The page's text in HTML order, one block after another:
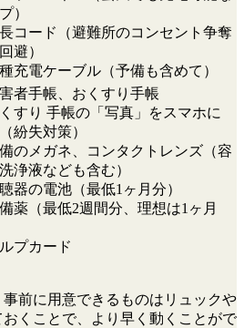
）
長コード（避難所のコンセント争奪
避）
種充電ケーブル（予備も含めて）
害者手帳、おくすり手帳
くすり 手帳の「写真」をスマホに
紛失対策）
備のメガネ、コンタクトレンズ（容
浄液なども含む）
聴器の電池（最低1ヶ月分）
備薬（最低2週間分、理想は1ヶ月
ルプカード
前に用意できるものはリュックや
くことで、より早く動くことがで